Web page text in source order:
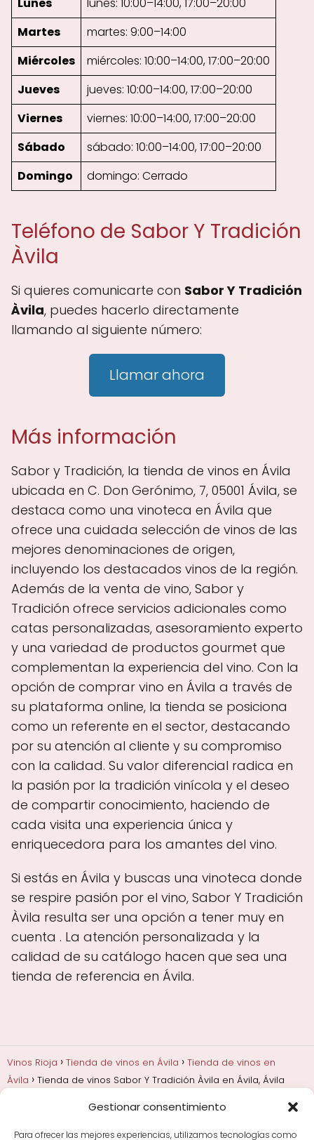
Gestionar consentimiento
Para ofrecer las mejores experiencias, utilizamos tecnologías como
Martes
martes: 9:00–14:00
Miércoles
miércoles: 10:00–14:00, 17:00–20:00
Jueves
jueves: 10:00–14:00, 17:00–20:00
Viernes
viernes: 10:00–14:00, 17:00–20:00
Sábado
sábado: 10:00–14:00, 17:00–20:00
Domingo
domingo: Cerrado
Teléfono de Sabor Y Tradición
Àvila
Si quieres comunicarte con Sabor Y Tradición
Àvila, puedes hacerlo directamente
llamando al siguiente número:
Llamar ahora
Más información
Sabor y Tradición, la tienda de vinos en Ávila
ubicada en C. Don Gerónimo, 7, 05001 Ávila, se
destaca como una vinoteca en Ávila que
ofrece una cuidada selección de vinos de las
mejores denominaciones de origen,
incluyendo los destacados vinos de la región.
Además de la venta de vino, Sabor y
Tradición ofrece servicios adicionales como
catas personalizadas, asesoramiento experto
y una variedad de productos gourmet que
complementan la experiencia del vino. Con la
opción de comprar vino en Ávila a través de
su plataforma online, la tienda se posiciona
como un referente en el sector, destacando
por su atención al cliente y su compromiso
con la calidad. Su valor diferencial radica en
la pasión por la tradición vinícola y el deseo
de compartir conocimiento, haciendo de
cada visita una experiencia única y
enriquecedora para los amantes del vino.
Si estás en Ávila y buscas una vinoteca donde
se respire pasión por el vino, Sabor Y Tradición
Àvila resulta ser una opción a tener muy en
cuenta . La atención personalizada y la
calidad de su catálogo hacen que sea una
tienda de referencia en Ávila.
Vinos Rioja Tienda de vinos en Ávila
Tienda de vinos en
Ávila
Tienda de vinos Sabor Y Tradición Àvila en Ávila, Ávila
Añadas, crianza y guarda
Bodegas y marcas de
Comprar vino